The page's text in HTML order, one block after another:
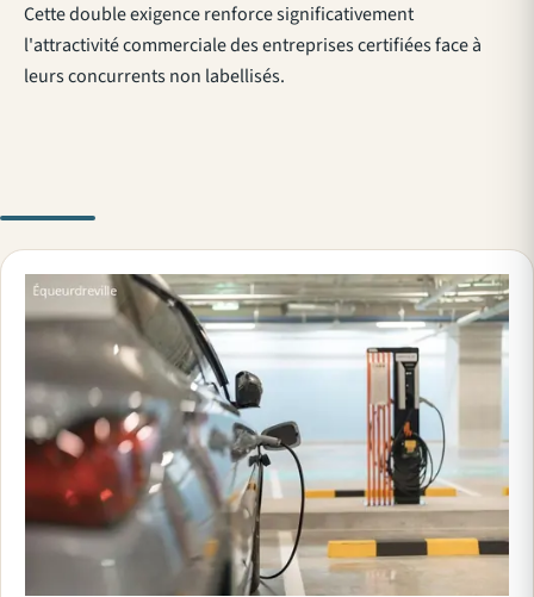
Cette double exigence renforce significativement
l'attractivité commerciale des entreprises certifiées face à
leurs concurrents non labellisés.